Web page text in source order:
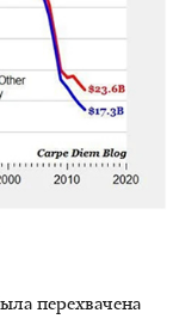
перехвачена